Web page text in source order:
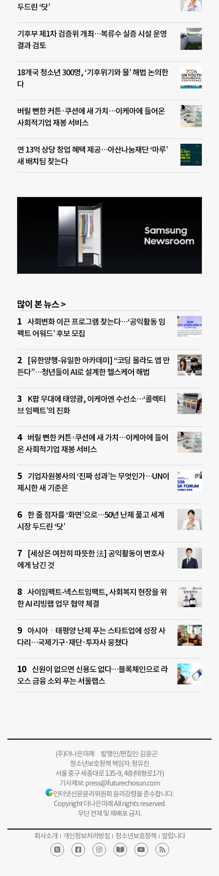
두드린 ‘닷’
기후부 제1차 검증위 개최…복류수 실증 시설 운영
결과 검토
18개국 청소년 300명, ‘기후위기와 물’ 해법 논의한
다
버릴 뻔한 커튼·쿠션에 새 가치…이케아에 들어온
사회적기업 재봉 서비스
연 13억 상당 창업 혜택 제공…아산나눔재단 ‘마루’
새 배치팀 찾는다
많이 본 뉴스 >
사회변화 이끈 프로그램 찾는다…‘공익활동 임
팩트 어워드’ 후보 모집
[유한양행-유일한 아카데미] “코딩 몰라도 앱 만
든다”…청년들이 AI로 설계한 헬스케어 해법
K팝 무대에 태양광, 이케아엔 수선소…‘콜렉티
브 임팩트’의 진화
버릴 뻔한 커튼·쿠션에 새 가치…이케아에 들어
온 사회적기업 재봉 서비스
기업자원봉사의 ‘진짜 성과’는 무엇인가…UN이
제시한 새 기준은
한 줄 점자를 ‘화면’으로…50년 난제 풀고 세계
시장 두드린 ‘닷’
[세상은 여전히 따뜻한 法] 공익활동이 변호사
에게 남긴 것
사이임팩트-넥스트임팩트, 사회복지 현장을 위
한 AI 리빙랩 업무 협약 체결
아시아ㆍ태평양 난제 푸는 스타트업에 성장 사
다리…국제기구·재단·투자사 뭉쳤다
신원이 없으면 신용도 없다…블록체인으로 라
오스 금융 소외 푸는 서울랩스
(주)더나은미래 발행인/편집인: 김윤곤
청소년보호정책 책임자: 정유진
서울 중구 세종대로 135-9, 4층(태평로1가)
기사제보:press@futurechosun.com
인터넷신문윤리위원회 윤리강령을 준수합니다.
Copyright 더나은미래 All rights reserved.
무단 전재 및 재배포 금지.
회사소개 개인정보처리방침 청소년보호정책 알립니다